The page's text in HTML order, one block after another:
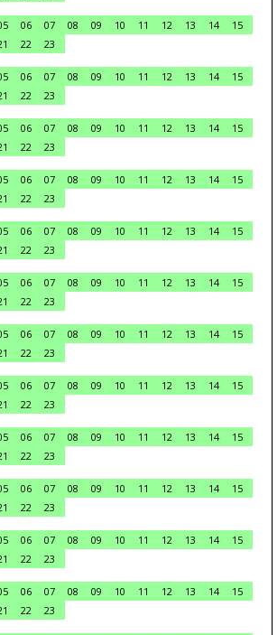
06 07 08 09 10 11 12 13 14
15
22
23
06 07 08 09 10 11 12 13 14
15
22
23
06 07 08 09 10 11 12 13 14
15
22
23
06 07 08 09 10 11 12 13 14
15
22
23
06 07 08 09 10 11 12 13 14
15
22
23
06 07 08 09 10 11 12 13 14
15
22
23
06 07 08 09 10 11 12 13 14
15
22
23
06 07 08 09 10 11 12 13 14
15
22
23
06 07 08 09 10 11 12 13 14
15
22
23
06 07 08 09 10 11 12 13 14
15
22
23
06 07 08 09 10 11 12 13 14
15
22
23
06 07 08 09 10 11 12 13 14
15
22
23